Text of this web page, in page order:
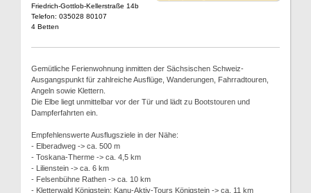
Friedrich-Gottlob-Kellerstraße 14b
Telefon: 035028 80107
4 Betten
Gemütliche Ferienwohnung inmitten der Sächsischen Schweiz-
Ausgangspunkt für zahlreiche Ausflüge, Wanderungen, Fahrradtouren,
Angeln sowie Klettern.
Die Elbe liegt unmittelbar vor der Tür und lädt zu Bootstouren und
Dampferfahrten ein.
Empfehlenswerte Ausflugsziele in der Nähe:
- Elberadweg -> ca. 500 m
- Toskana-Therme -> ca. 4,5 km
- Lilienstein -> ca. 6 km
- Felsenbühne Rathen -> ca. 10 km
- Kletterwald Königstein; Kanu-Aktiv-Tours Königstein -> ca. 11 km